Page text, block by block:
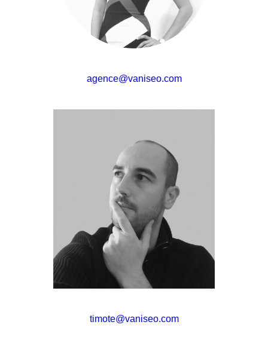
agence@vaniseo.com
timote@vaniseo.com